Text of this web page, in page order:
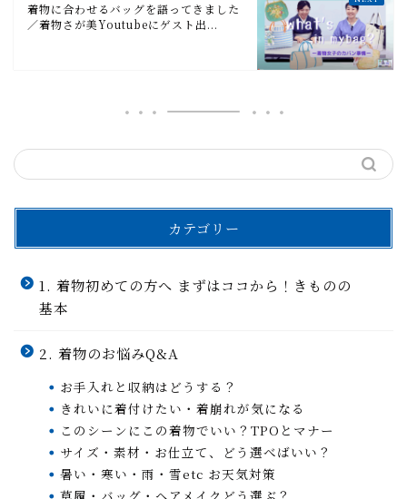
着物に合わせるバッグを語ってきました
／着物さが美Youtubeにゲスト出...
カテゴリー
1. 着物初めての方へ まずはココから！きものの
基本
2. 着物のお悩みQ&A
お手入れと収納はどうする？
きれいに着付けたい・着崩れが気になる
このシーンにこの着物でいい？TPOとマナー
サイズ・素材・お仕立て、どう選べばいい？
暑い・寒い・雨・雪etc お天気対策
草履・バッグ・ヘアメイクどう選ぶ？